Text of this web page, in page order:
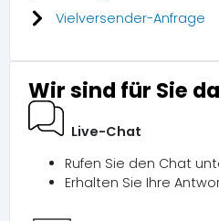
Vielversender-Anfrage
Wir sind für Sie
Live-Chat
Rufen Sie den Chat
Erhalten Sie Ihre